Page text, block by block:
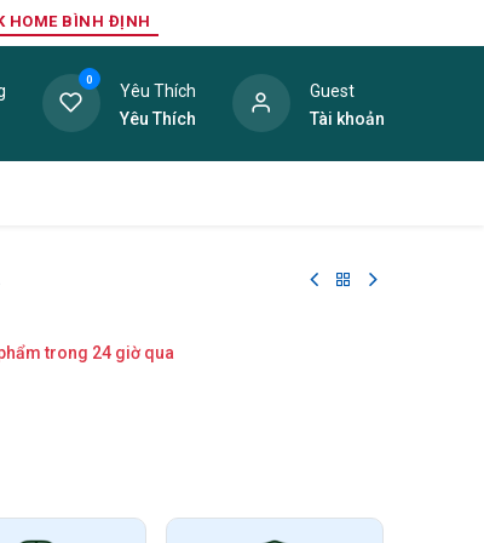
HOME BÌNH ĐỊNH
0
Yêu Thích
Yêu Thích
Guest
Tài khoản
trong 24 giờ qua